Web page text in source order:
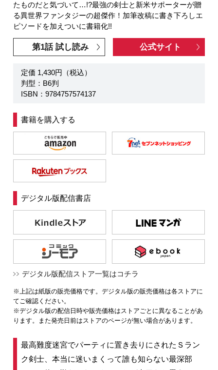
たものだと気づいて…!?最強の剣士と新米サポーターが贈
る異世界ファンタジーの超傑作！加筆改稿に書き下ろしエ
ピソードを加えついに書籍化!!
第1話 試し読み 公式サイト
定価 1,430円（税込）
判型：B6判
ISBN：9784757574137
書籍を購入する
デジタル版配信書店
デジタル版配信ストア一覧はコチラ
※上記は紙版の販売価格です。デジタル版の販売価格は各ストアに
てご確認ください。
※デジタル版の配信日時や販売価格はストアごとに異なることがあ
ります。また発売日前はストアのページが無い場合があります。
最高難度迷宮でパーティに置き去りにされたＳラン
ク剣士、本当に迷いまくって誰も知らない最深部